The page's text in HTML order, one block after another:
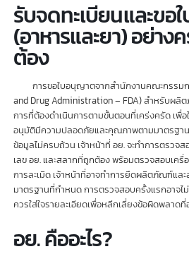
บริการรับจด
รับจดทะเบียนและข
(อาหารและยา) อย่า
ต้อง
and Drug Administration – FDA) สำหรับผ